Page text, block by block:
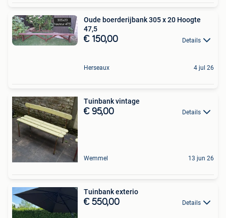
Oude boerderijbank 305 x 20 Hoogte
47,5
€ 150,00 Details
Herseaux 4 jul 26
Tuinbank vintage
€ 95,00 Details
Wemmel 13 jun 26
Tuinbank exterio
€ 550,00 Details